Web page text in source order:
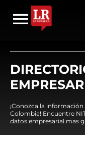
¡Conozca la
Colombia! Encuentre
datos empresarial mas